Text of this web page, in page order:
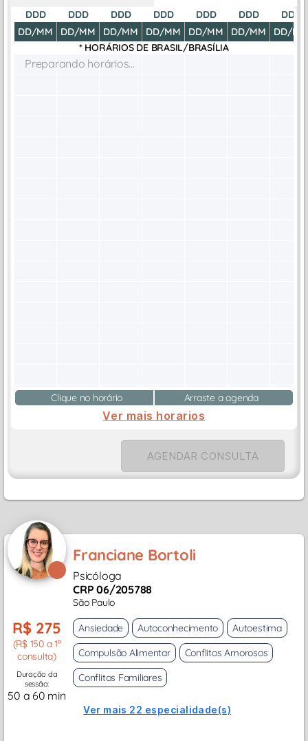
DDD
DD/MM
DDD
DD/MM
DDD
DD/MM
DDD
DD/MM
DDD
DD/MM
DDD
DD/MM
DDD
DD/MM
* HORÁRIOS DE BRASIL/BRASÍLIA
Preparando horários...
Clique no horário Arraste a agenda
Ver mais horarios
AGENDAR CONSULTA
Franciane Bortoli
Psicóloga
CRP 06/205788
São Paulo
R$ 275
(R$ 150 a 1ª
consulta)
Duração da
sessão:
50 a 60 min
Ansiedade Autoconhecimento
Autoestima
Compulsão Alimentar
Conflitos Amorosos
Conflitos Familiares
Ver mais 22 especialidade(s)